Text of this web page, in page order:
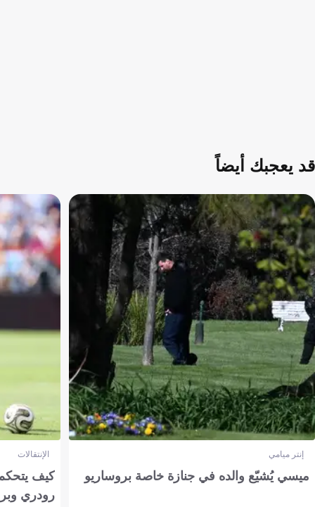
قد يعجبك أيضاً
إنتر ميامي
ميسي يُشيّع والده في جنازة خاصة بروساريو
الإنتقالات
كيف
رودري